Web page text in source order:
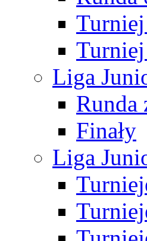
Liga
Runda
Finały
Liga